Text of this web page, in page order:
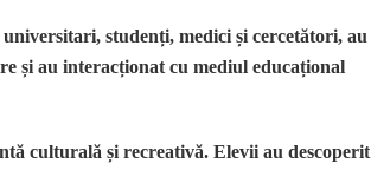
studenți, medici și cercetători, au
și au interacționat cu mediul educațional
culturală și recreativă. Elevii au descoperit